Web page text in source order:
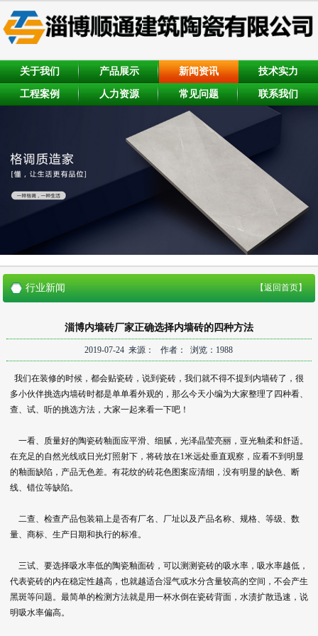
关于我们 产品展示 新闻资讯 技术实力
工程案例 人力资源 常见问题 联系我们
行业新闻 【返回首页】
淄博内墙砖厂家正确选择内墙砖的四种方法
2019-07-24 来源： 作者： 浏览：1988
我们在装修的时候，都会贴瓷砖，说到瓷砖，我们就不得不提到内墙砖了，很
多小伙伴挑选内墙砖时都是单单看外观的，那么今天小编为大家整理了四种看、
查、试、听的挑选方法，大家一起来看一下吧！
一看、质量好的陶瓷砖釉面应平滑、细腻，光泽晶莹亮丽，亚光釉柔和舒适。
在充足的自然光线或日光灯照射下，将砖放在1米远处垂直观察，应看不到明显
的釉面缺陷，产品无色差。有花纹的砖花色图案应清细，没有明显的缺色、断
线、错位等缺陷。
二查、检查产品包装箱上是否有厂名、厂址以及产品名称、规格、等级、数
量、商标、生产日期和执行的标准。
三试、要选择吸水率低的陶瓷釉面砖，可以测测瓷砖的吸水率，吸水率越低，
代表瓷砖的内在稳定性越高，也就越适合湿气或水分含量较高的空间，不会产生
黑斑等问题。最简单的检测方法就是用一杯水倒在瓷砖背面，水渍扩散迅速，说
明吸水率偏高。